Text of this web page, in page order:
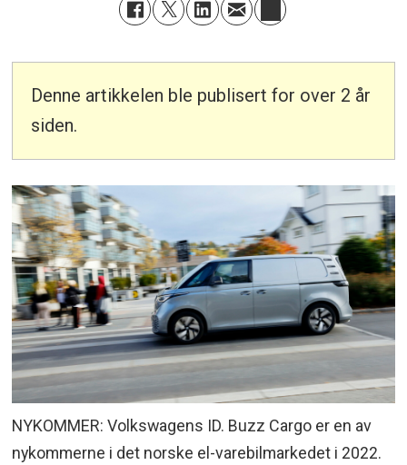
Denne artikkelen ble publisert for over 2 år
siden.
NYKOMMER: Volkswagens ID. Buzz Cargo er en av
nykommerne i det norske el-varebilmarkedet i 2022.